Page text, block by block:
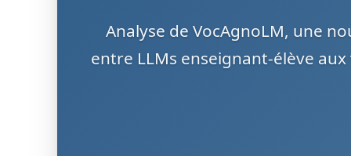
Analyse de VocAgnoLM, une
entre LLMs enseignant-élève